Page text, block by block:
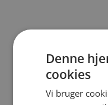
Nordisk
1.000 kr.
Denne
cookies
Vi bruger